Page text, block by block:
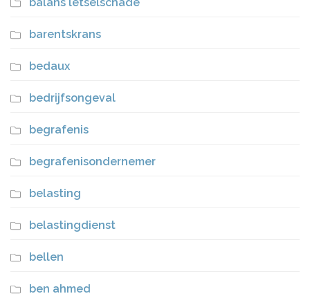
barentskrans
bedaux
bedrijfsongeval
begrafenis
begrafenisondernemer
belasting
belastingdienst
bellen
ben ahmed